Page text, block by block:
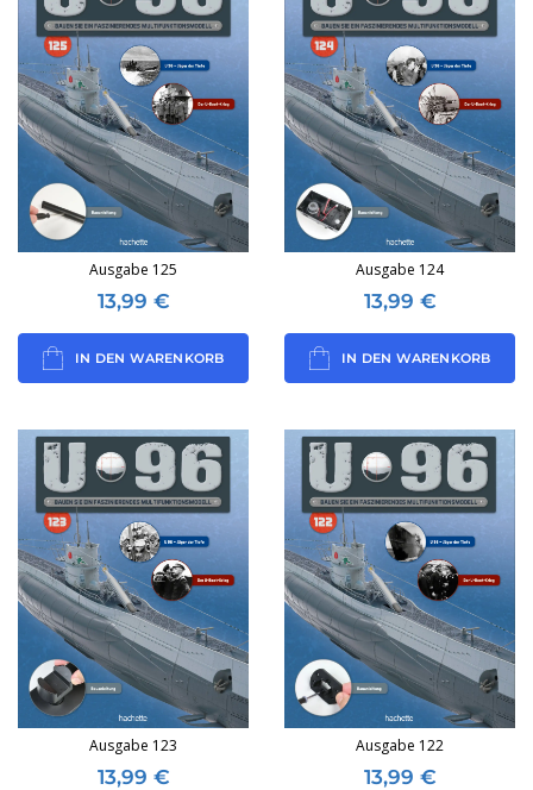
Ausgabe 125
13,99 €
IN DEN WARENKORB
Ausgabe 124
13,99 €
IN DEN WARENKORB
Ausgabe 123
13,99 €
Ausgabe 122
13,99 €